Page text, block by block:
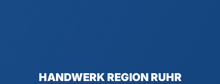
HANDWERK REGION RUHR